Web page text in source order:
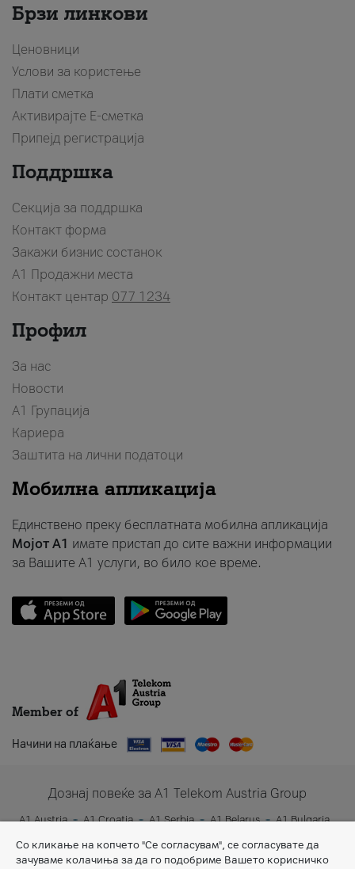
Брзи линкови
Ценовници
Услови за користење
Плати сметка
Активирајте Е-сметка
Припејд регистрација
Поддршка
Секција за поддршка
Контакт форма
Закажи бизнис состанок
A1 Продажни места
Контакт центар 077 1234
Профил
За нас
Новости
А1 Групација
Кариера
Заштита на лични податоци
Мобилна апликација
Единствено преку бесплатната мобилна апликација
Мојот A1 имате пристап до сите важни информации
за Вашите A1 услуги, во било кое време.
Member of
Начини на плаќање
Дознај повеќе за A1 Telekom Austria Group
A1 Austria A1 Croatia A1 Serbia A1 Belarus
A1 Bulgaria
A1 Slovenia
A1 Digital
Со кликање на копчето "Се согласувам", се согласувате да
зачуваме колачиња за да го подобриме Вашето корисничко